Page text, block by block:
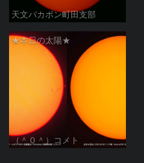
天文バカボン町田支部
★本日の太陽★
（＾０＾）コメト